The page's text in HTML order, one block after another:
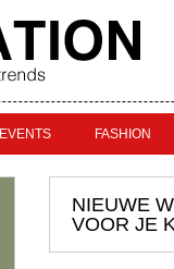
EVENTS FASHION
NIEUWE
VOOR JE